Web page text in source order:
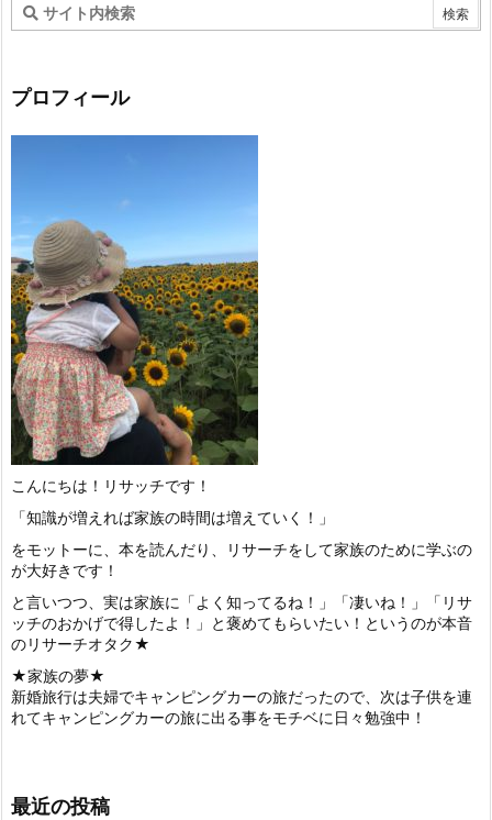
プロフィール
こんにちは！リサッチです！
「知識が増えれば家族の時間は増えていく！」
をモットーに、本を読んだり、リサーチをして家族のために学ぶの
が大好きです！
と言いつつ、実は家族に「よく知ってるね！」「凄いね！」「リサ
ッチのおかげで得したよ！」と褒めてもらいたい！というのが本音
のリサーチオタク★
★家族の夢★
新婚旅行は夫婦でキャンピングカーの旅だったので、次は子供を連
れてキャンピングカーの旅に出る事をモチベに日々勉強中！
最近の投稿